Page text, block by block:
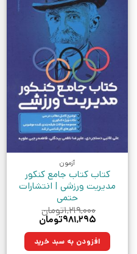
آزمون
کتاب کتاب جامع کنکور
مدیریت ورزشی | انتشارات
حتمی
۱,۲۱۹,۰۰۰تومان
قیمت
۱,۲۱۹,۰۰۰تومان
بود.
۹۸۱,۲۹۵تومان
۹۸۱,۲۹۵تومان.افزودن به سبد خرید